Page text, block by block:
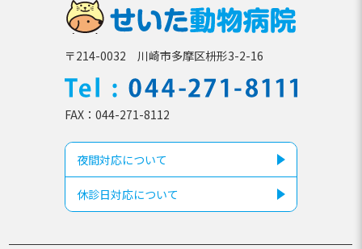
〒214-0032 川崎市多摩区枡形3-2-16
FAX
044-271-8112
夜間対応について
休診日対応について